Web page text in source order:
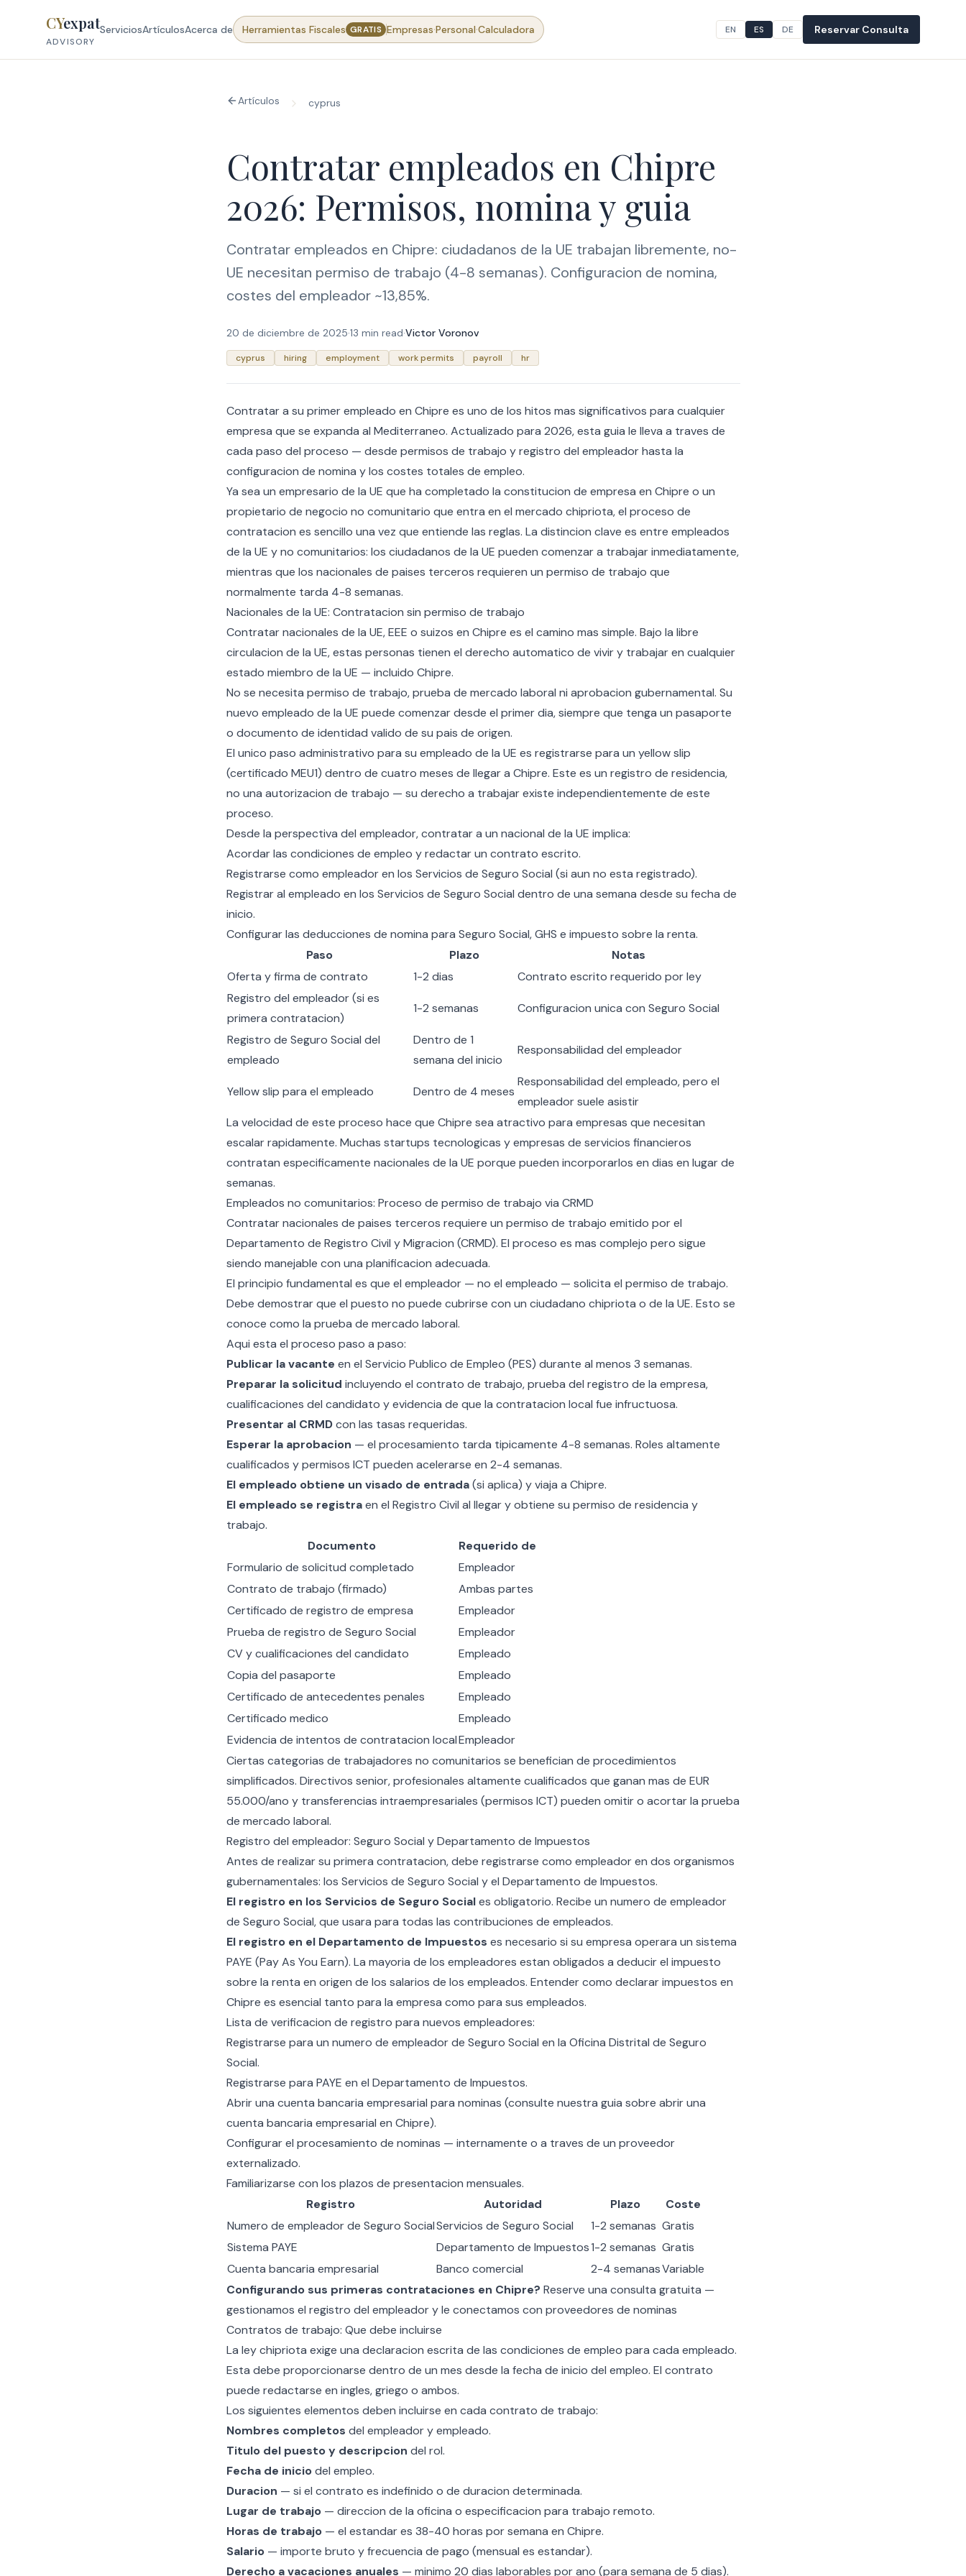
CYexpat
ADVISORY
ServiciosArtículosAcerca de Herramientas Fiscales GRATIS Empresas·Personal·Calculadora EN ES DE Reservar Consulta
Artículos cyprus
Contratar empleados en Chipre
2026: Permisos, nomina y guia
Contratar empleados en Chipre: ciudadanos de la UE trabajan libremente, no-
UE necesitan permiso de trabajo (4-8 semanas). Configuracion de nomina,
costes del empleador ~13,85%.
20 de diciembre de 2025·13 min read·Victor Voronov
cyprus hiring employment work permits payroll hr
Contratar a su primer empleado en Chipre es uno de los hitos mas significativos para cualquier
empresa que se expanda al Mediterraneo. Actualizado para 2026, esta guia le lleva a traves de
cada paso del proceso — desde permisos de trabajo y registro del empleador hasta la
configuracion de nomina y los costes totales de empleo.
Ya sea un empresario de la UE que ha completado la constitucion de empresa en Chipre o un
propietario de negocio no comunitario que entra en el mercado chipriota, el proceso de
contratacion es sencillo una vez que entiende las reglas. La distincion clave es entre empleados
de la UE y no comunitarios: los ciudadanos de la UE pueden comenzar a trabajar inmediatamente,
mientras que los nacionales de paises terceros requieren un permiso de trabajo que
normalmente tarda 4-8 semanas.
Nacionales de la UE: Contratacion sin permiso de trabajo
Contratar nacionales de la UE, EEE o suizos en Chipre es el camino mas simple. Bajo la libre
circulacion de la UE, estas personas tienen el derecho automatico de vivir y trabajar en cualquier
estado miembro de la UE — incluido Chipre.
No se necesita permiso de trabajo, prueba de mercado laboral ni aprobacion gubernamental. Su
nuevo empleado de la UE puede comenzar desde el primer dia, siempre que tenga un pasaporte
o documento de identidad valido de su pais de origen.
El unico paso administrativo para su empleado de la UE es registrarse para un yellow slip
(certificado MEU1) dentro de cuatro meses de llegar a Chipre. Este es un registro de residencia,
no una autorizacion de trabajo — su derecho a trabajar existe independientemente de este
proceso.
Desde la perspectiva del empleador, contratar a un nacional de la UE implica:
Acordar las condiciones de empleo y redactar un contrato escrito.
Registrarse como empleador en los Servicios de Seguro Social (si aun no esta registrado).
Registrar al empleado en los Servicios de Seguro Social dentro de una semana desde su fecha de
inicio.
Configurar las deducciones de nomina para Seguro Social, GHS e impuesto sobre la renta.
Paso
Plazo
Notas
Oferta y firma de contrato
1-2 dias
Contrato escrito requerido por ley
Registro del empleador (si es
primera contratacion)
1-2 semanas Configuracion unica con Seguro Social
Registro de Seguro Social del
empleado
Dentro de 1
semana del inicio
Responsabilidad del empleador
Yellow slip para el empleado Dentro de 4 meses
Responsabilidad del empleado, pero el
empleador suele asistir
La velocidad de este proceso hace que Chipre sea atractivo para empresas que necesitan
escalar rapidamente. Muchas startups tecnologicas y empresas de servicios financieros
contratan especificamente nacionales de la UE porque pueden incorporarlos en dias en lugar de
semanas.
Empleados no comunitarios: Proceso de permiso de trabajo via CRMD
Contratar nacionales de paises terceros requiere un permiso de trabajo emitido por el
Departamento de Registro Civil y Migracion (CRMD). El proceso es mas complejo pero sigue
siendo manejable con una planificacion adecuada.
El principio fundamental es que el empleador — no el empleado — solicita el permiso de trabajo.
Debe demostrar que el puesto no puede cubrirse con un ciudadano chipriota o de la UE. Esto se
conoce como la prueba de mercado laboral.
Aqui esta el proceso paso a paso:
Publicar la vacante en el Servicio Publico de Empleo (PES) durante al menos 3 semanas.
Preparar la solicitud incluyendo el contrato de trabajo, prueba del registro de la empresa,
cualificaciones del candidato y evidencia de que la contratacion local fue infructuosa.
Presentar al CRMDcon las tasas requeridas.
Esperar la aprobacion — el procesamiento tarda tipicamente 4-8 semanas. Roles altamente
cualificados y permisos ICT pueden acelerarse en 2-4 semanas.
El empleado obtiene un visado de entrada(si aplica) y viaja a Chipre.
El empleado se registraen el Registro Civil al llegar y obtiene su permiso de residencia y
trabajo.
Documento
Requerido de
Formulario de solicitud completado
Empleador
Contrato de trabajo (firmado)
Ambas partes
Certificado de registro de empresa
Empleador
Prueba de registro de Seguro Social
Empleador
CV y cualificaciones del candidato
Empleado
Copia del pasaporte
Empleado
Certificado de antecedentes penales
Empleado
Certificado medico
Empleado
Evidencia de intentos de contratacion localEmpleador
Ciertas categorias de trabajadores no comunitarios se benefician de procedimientos
simplificados. Directivos senior, profesionales altamente cualificados que ganan mas de EUR
55.000/ano y transferencias intraempresariales (permisos ICT) pueden omitir o acortar la prueba
de mercado laboral.
Registro del empleador: Seguro Social y Departamento de Impuestos
Antes de realizar su primera contratacion, debe registrarse como empleador en dos organismos
gubernamentales: los Servicios de Seguro Social y el Departamento de Impuestos.
El registro en los Servicios de Seguro Sociales obligatorio. Recibe un numero de empleador
de Seguro Social, que usara para todas las contribuciones de empleados.
El registro en el Departamento de Impuestos es necesario si su empresa operara un sistema
PAYE (Pay As You Earn). La mayoria de los empleadores estan obligados a deducir el impuesto
sobre la renta en origen de los salarios de los empleados. Entendercomo declarar impuestos en
Chipre es esencial tanto para la empresa como para sus empleados.
Lista de verificacion de registro para nuevos empleadores:
Registrarse para un numero de empleador de Seguro Social en la Oficina Distrital de Seguro
Social.
Registrarse para PAYE en el Departamento de Impuestos.
Abrir una cuenta bancaria empresarial para nominas (consulte nuestra guia sobre abrir una
cuenta bancaria empresarial en Chipre).
Configurar el procesamiento de nominas — internamente o a traves de un proveedor
externalizado.
Familiarizarse con los plazos de presentacion mensuales.
Registro
Autoridad Plazo
Coste
Numero de empleador de Seguro SocialServicios de Seguro Social 1-2 semanas Gratis
Sistema PAYE
Departamento de Impuestos1-2 semanas Gratis
Cuenta bancaria empresarial
Banco comercial 2-4 semanasVariable
Configurando sus primeras contrataciones en Chipre? Reserve una consulta gratuita —
gestionamos el registro del empleador y le conectamos con proveedores de nominas
Contratos de trabajo: Que debe incluirse
La ley chipriota exige una declaracion escrita de las condiciones de empleo para cada empleado.
Esta debe proporcionarse dentro de un mes desde la fecha de inicio del empleo. El contrato
puede redactarse en ingles, griego o ambos.
Los siguientes elementos deben incluirse en cada contrato de trabajo:
Nombres completos del empleador y empleado.
Titulo del puesto y descripcion del rol.
Fecha de iniciodel empleo.
Duracion — si el contrato es indefinido o de duracion determinada.
Lugar de trabajo— direccion de la oficina o especificacion para trabajo remoto.
Horas de trabajo— el estandar es 38-40 horas por semana en Chipre.
Salario— importe bruto y frecuencia de pago (mensual es estandar).
Derecho a vacaciones anuales — minimo 20 dias laborables por ano (para semana de 5 dias).